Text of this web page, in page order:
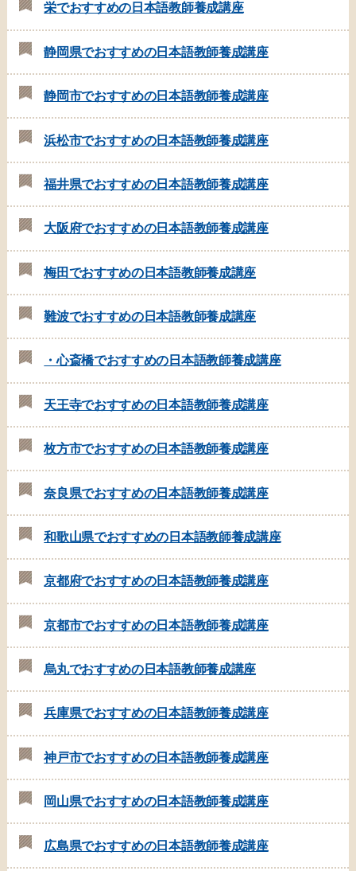
栄でおすすめの日本語教師養成講座
静岡県でおすすめの日本語教師養成講座
静岡市でおすすめの日本語教師養成講座
浜松市でおすすめの日本語教師養成講座
福井県でおすすめの日本語教師養成講座
大阪府でおすすめの日本語教師養成講座
梅田でおすすめの日本語教師養成講座
難波でおすすめの日本語教師養成講座
・心斎橋でおすすめの日本語教師養成講座
天王寺でおすすめの日本語教師養成講座
枚方市でおすすめの日本語教師養成講座
奈良県でおすすめの日本語教師養成講座
和歌山県でおすすめの日本語教師養成講座
京都府でおすすめの日本語教師養成講座
京都市でおすすめの日本語教師養成講座
烏丸でおすすめの日本語教師養成講座
兵庫県でおすすめの日本語教師養成講座
神戸市でおすすめの日本語教師養成講座
岡山県でおすすめの日本語教師養成講座
広島県でおすすめの日本語教師養成講座